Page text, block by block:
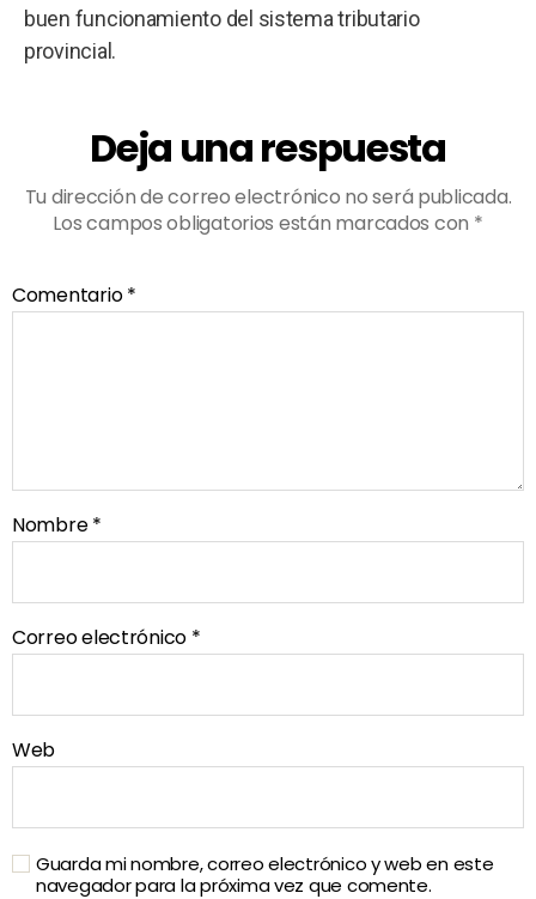
buen funcionamiento del sistema tributario
provincial.
Deja una respuesta
Tu dirección de correo electrónico no será publicada.
Los campos obligatorios están marcados con *
Comentario*
Nombre*
Correo electrónico *
Web
Guarda mi nombre, correo electrónico y web en este
navegador para la próxima vez que comente.